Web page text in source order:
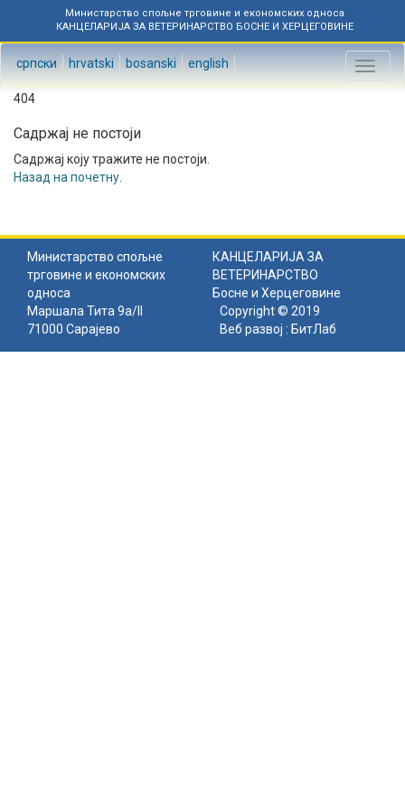
Министарство спољне трговине и економских односа
КАНЦЕЛАРИЈА ЗА ВЕТЕРИНАРСТВО БОСНЕ И ХЕРЦЕГОВИНЕ
српски hrvatski bosanski english
Toggle
404
Садржај не постоји
Садржај коју тражите не постоји.
Назад на почетну
Министарство спољне
трговине и економских
односа
КАНЦЕЛАРИЈА ЗА
ВЕТЕРИНАРСТВО
Босне и Херцеговине
Маршала Тита 9а/II
71000 Сарајево
Copyright © 2019
Веб развој : БитЛаб